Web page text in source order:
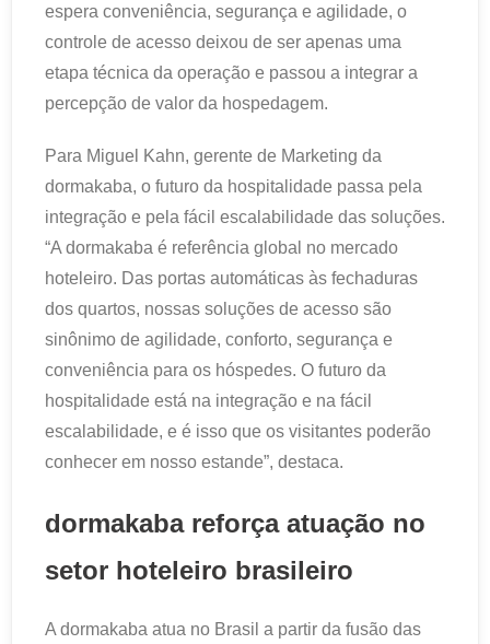
espera conveniência, segurança e agilidade, o
controle de acesso deixou de ser apenas uma
etapa técnica da operação e passou a integrar a
percepção de valor da hospedagem.
Para Miguel Kahn, gerente de Marketing da
dormakaba, o futuro da hospitalidade passa pela
integração e pela fácil escalabilidade das soluções.
“A dormakaba é referência global no mercado
hoteleiro. Das portas automáticas às fechaduras
dos quartos, nossas soluções de acesso são
sinônimo de agilidade, conforto, segurança e
conveniência para os hóspedes. O futuro da
hospitalidade está na integração e na fácil
escalabilidade, e é isso que os visitantes poderão
conhecer em nosso estande”, destaca.
dormakaba reforça atuação no
setor hoteleiro brasileiro
A dormakaba atua no Brasil a partir da fusão das